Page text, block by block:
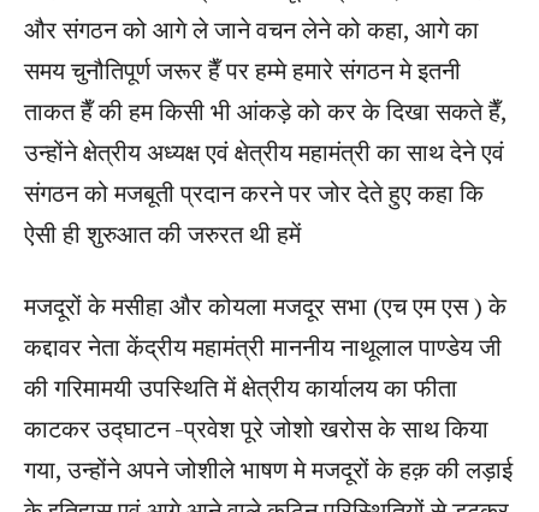
और संगठन को आगे ले जाने वचन लेने को कहा, आगे का
समय चुनौतिपूर्ण जरूर हैँ पर हम्मे हमारे संगठन मे इतनी
ताकत हैँ की हम किसी भी आंकड़े को कर के दिखा सकते हैँ,
उन्होंने क्षेत्रीय अध्यक्ष एवं क्षेत्रीय महामंत्री का साथ देने एवं
संगठन को मजबूती प्रदान करने पर जोर देते हुए कहा कि
ऐसी ही शुरुआत की जरुरत थी हमें
मजदूरों के मसीहा और कोयला मजदूर सभा (एच एम एस ) के
कद्दावर नेता केंद्रीय महामंत्री माननीय नाथूलाल पाण्डेय जी
की गरिमामयी उपस्थिति में क्षेत्रीय कार्यालय का फीता
काटकर उद्घाटन -प्रवेश पूरे जोशो खरोस के साथ किया
गया, उन्होंने अपने जोशीले भाषण मे मजदूरों के हक़ की लड़ाई